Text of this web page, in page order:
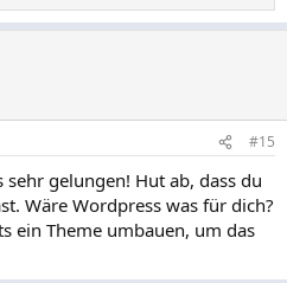
#15
gelungen! Hut ab, dass du
Wäre Wordpress was für dich?
ein Theme umbauen, um das